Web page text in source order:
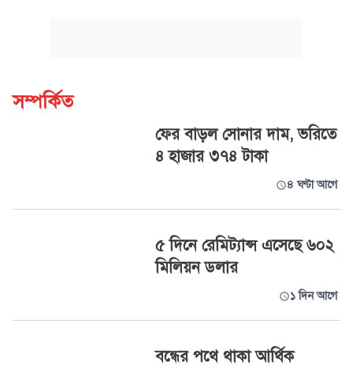
সম্পর্কিত
ফের বাড়ল সোনার দাম, ভরিতে
৪ হাজার ৩৭৪ টাকা
৪ ঘণ্টা আগে
৫ দিনে রেমিট্যান্স এসেছে ৬০২
মিলিয়ন ডলার
১ দিন আগে
বন্ধের পথে থাকা আর্থিক